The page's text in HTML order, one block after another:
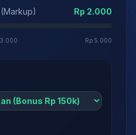
Rp 2.000
3.000 Rp 5.000